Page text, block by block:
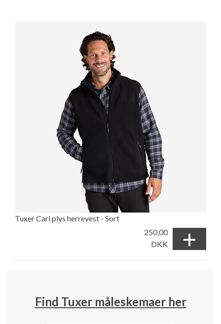
Tuxer Carl plys herrevest - Sort
250,00
DKK
+
Find Tuxer måleskemaer her